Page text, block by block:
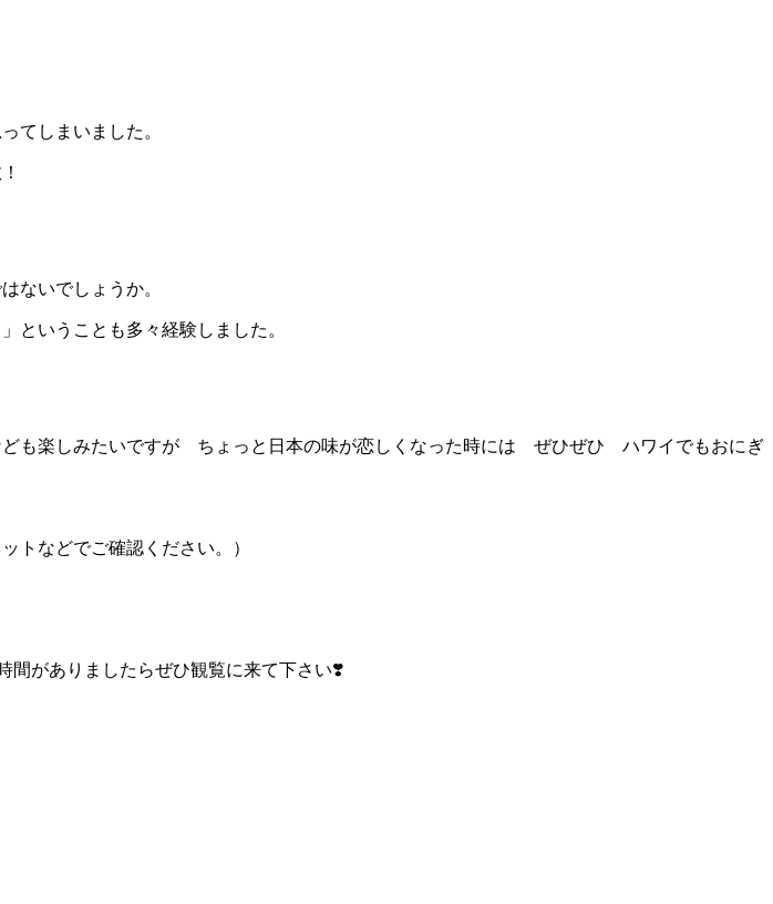
てしまいました。
ないでしょうか。
いうことも多々経験しました。
も楽しみたいですが ちょっと日本の味が恋しくなった時には ぜひぜひ ハワイでもおにぎ
トなどでご確認ください。）
間がありましたらぜひ観覧に来て下さい❣️